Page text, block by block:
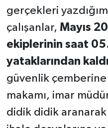
gerçekleri
çalışanlar, Mayıs
ekiplerinin saat
yataklarından
güvenlik çemberine
makamı, imar
didik didik